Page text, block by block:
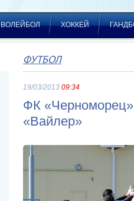
ВОЛЕЙБОЛ ХОККЕЙ
ФУТБОЛ
19/03/2013 09:34
ФК «Черноморец»
«Вайлер»